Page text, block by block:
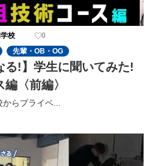
校
0
先輩・OB・OG
る!】学生に聞いてみた!
〈前編〉
からプライベ...